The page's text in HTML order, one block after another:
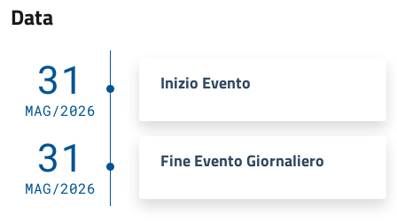
Data
31
MAG/2026
Inizio Evento
31
MAG/2026
Fine Evento Giornaliero